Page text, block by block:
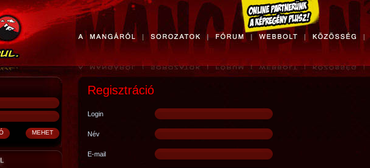
Regisztráció
Login
Név
E-mail